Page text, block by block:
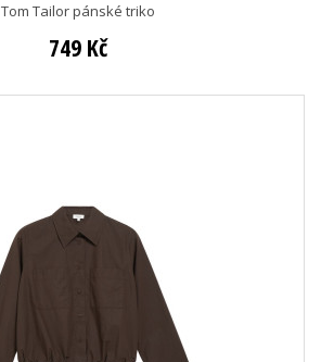
Tom Tailor pánské triko
749 Kč